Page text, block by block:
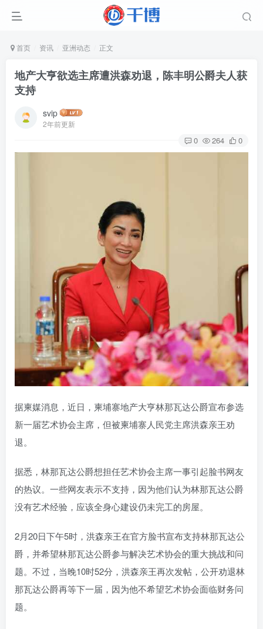
首页 资讯 亚洲动态 正文
地产大亨欲选主席遭洪森劝退，陈丰明公爵夫人获
支持
svip
2年前更新
0 264 0
据柬媒消息，近日，柬埔寨地产大亨林那瓦达公爵宣布参选
新一届艺术协会主席，但被柬埔寨人民党主席洪森亲王劝
退。
据悉，林那瓦达公爵想担任艺术协会主席一事引起脸书网友
的热议。一些网友表示不支持，因为他们认为林那瓦达公爵
没有艺术经验，应该全身心建设仍未完工的房屋。
2月20日下午5时，洪森亲王在官方脸书宣布支持林那瓦达公
爵，并希望林那瓦达公爵参与解决艺术协会的重大挑战和问
题。不过，当晚10时52分，洪森亲王再次发帖，公开劝退林
那瓦达公爵再等下一届，因为他不希望艺术协会面临财务问
题。